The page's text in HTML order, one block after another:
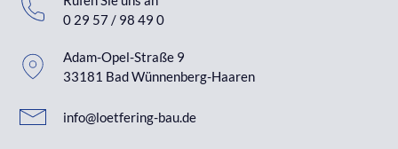
0 29 57 / 98 49 0
Adam-Opel-Straße 9
33181 Bad Wünnenberg-Haaren
info@loetfering-bau.de